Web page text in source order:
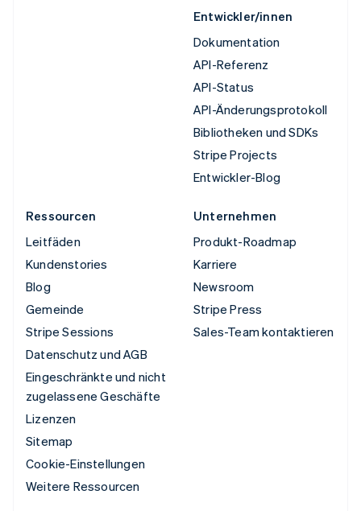
Entwickler/innen
Dokumentation
API-Referenz
API-Status
API-Änderungsprotokoll
Bibliotheken und SDKs
Stripe Projects
Entwickler-Blog
Ressourcen
Leitfäden
Kundenstories
Blog
Gemeinde
Stripe Sessions
Datenschutz und AGB
Eingeschränkte und nicht
zugelassene Geschäfte
Lizenzen
Sitemap
Cookie-Einstellungen
Weitere Ressourcen
Unternehmen
Produkt-Roadmap
Karriere
Newsroom
Stripe Press
Sales-Team kontaktieren